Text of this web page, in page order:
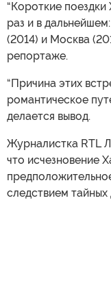
“Короткие
раз и в
(2014) и Москва
репортаже.
“Причина этих
романтическое
делается вывод.
Журналистка RTL
что исчезновение
следствием